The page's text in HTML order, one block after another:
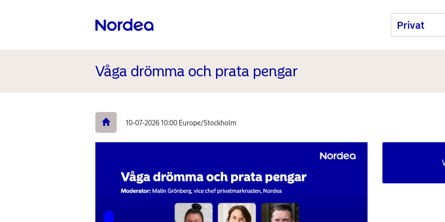
Våga drömma och prata pengar
10-07-2026 10:00 Europe/Stockholm